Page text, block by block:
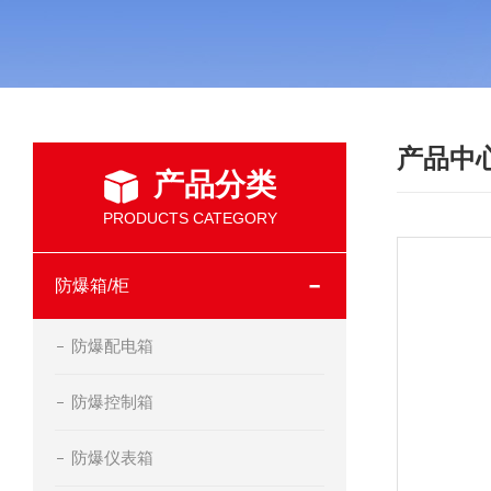
产品分类
PRODUCTS CATEGORY
防爆箱/柜
防爆配电箱
防爆控制箱
防爆仪表箱
产品中